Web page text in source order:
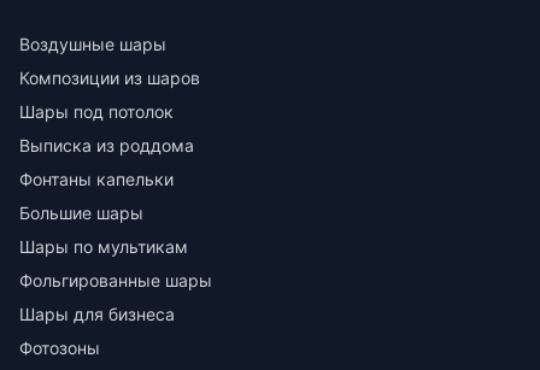
Воздушные шары
Композиции из шаров
Шары под потолок
Выписка из роддома
Фонтаны капельки
Большие шары
Шары по мультикам
Фольгированные шары
Шары для бизнеса
Фотозоны